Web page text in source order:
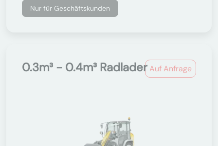
Nur für Geschäftskunden
Auf Anfrage
0.3m³ - 0.4m³ Radlader